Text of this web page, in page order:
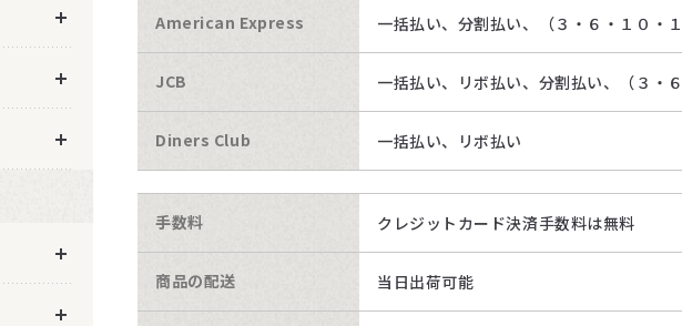
American Express 一括払い、分割払い、（３・６・１０・
JCB 一括払い、リボ払い、分割払い、（３・
Diners Club 一括払い、リボ払い
手数料 クレジットカード決済手数料は無料
商品の配送 当日出荷可能